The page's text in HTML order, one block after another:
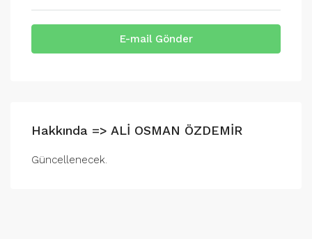
E-mail Gönder
Hakkında => ALİ OSMAN ÖZDEMİR
Güncellenecek.